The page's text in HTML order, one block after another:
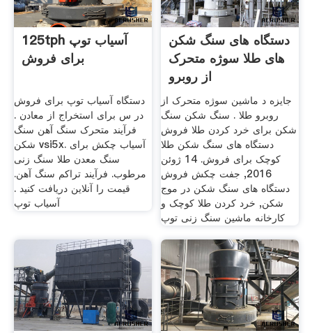
125tph آسیاب توپ
برای فروش
دستگاه آسیاب توپ برای فروش
در س برای استخراج از معادن .
فرآیند متحرک سنگ آهن سنگ
شکن vsi5x. آسیاب چکش برای
سنگ معدن طلا سنگ زنی
مرطوب. فرآیند تراکم سنگ آهن.
قیمت را آنلاین دریافت کنید .
آسیاب توپ
دستگاه های سنگ شکن
های طلا سوژه متحرک
از روبرو
جایزه د ماشین سوژه متحرک از
روبرو طلا . سنگ شکن سنگ
شکن برای خرد کردن طلا فروش
دستگاه های سنگ شکن طلا
کوچک برای فروش. 14 ژوئن
2016, جفت چکش فروش
دستگاه های سنگ شکن در موج
شکن, خرد کردن طلا کوچک و
کارخانه ماشین سنگ زنی توپ